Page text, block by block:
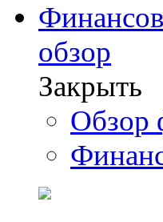
обзор
Закрыть
Обзор